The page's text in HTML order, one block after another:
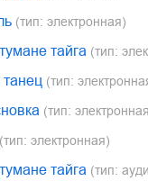
(тип: электронная)
тайга (тип:
(тип:
(тип:
(тип: электронная)
тайга (тип: